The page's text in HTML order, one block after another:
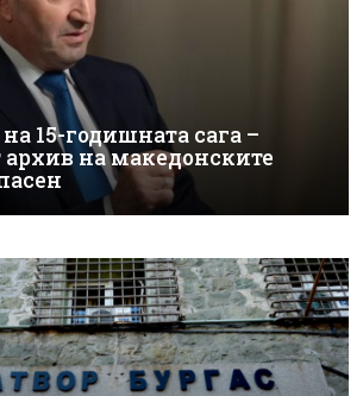
15-годишната сага –
архив на македонските